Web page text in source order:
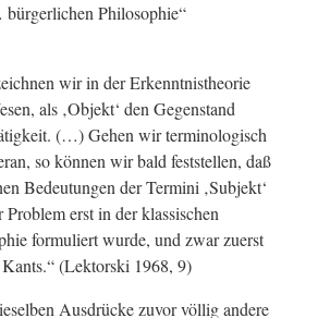
Philosophie“
wir in der Erkenntnistheorie
als ‚Objekt‘ den Gegenstand
(…) Gehen wir terminologisch
so können wir bald feststellen, daß
Bedeutungen der Termini ‚Subjekt‘
Problem erst in der klassischen
formuliert wurde, und zwar zuerst
(Lektorski 1968, 9)
Ausdrücke zuvor völlig andere